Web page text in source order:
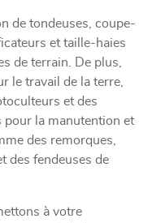
de tondeuses, coupe-
et taille-haies
de terrain. De plus,
le travail de la terre,
et des
la manutention et
des remorques,
des fendeuses de
à votre